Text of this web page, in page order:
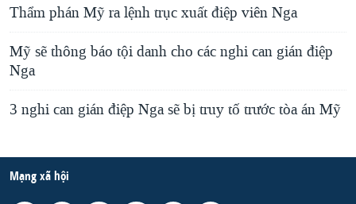
Thẩm phán Mỹ ra lệnh trục xuất điệp viên Nga
Mỹ sẽ thông báo tội danh cho các nghi can gián điệp
Nga
3 nghi can gián điệp Nga sẽ bị truy tố trước tòa án Mỹ
Mạng xã hội